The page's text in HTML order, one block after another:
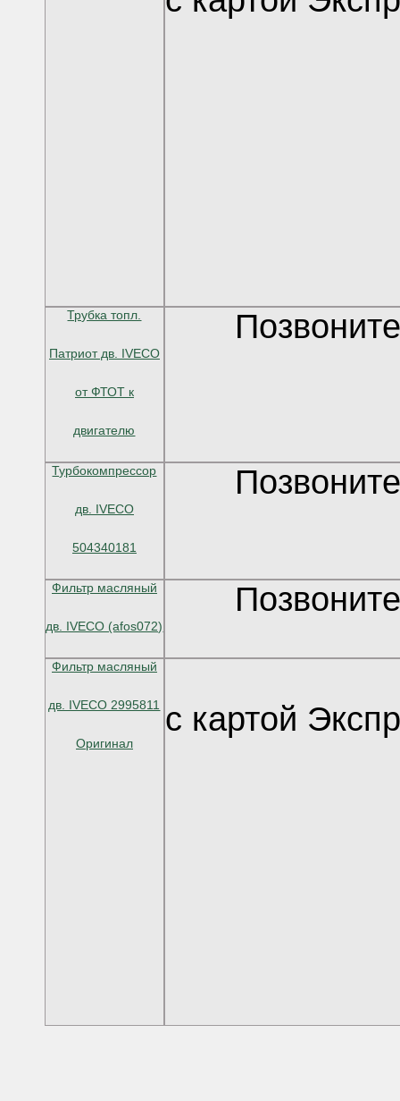
Трубка топл.
Патриот дв. IVECO
от ФТОТ к
двигателю
Турбокомпрессор
дв. IVECO
504340181
Фильтр масляный
дв. IVECO (afos072)
Фильтр масляный
дв. IVECO 2995811
Оригинал
с картой